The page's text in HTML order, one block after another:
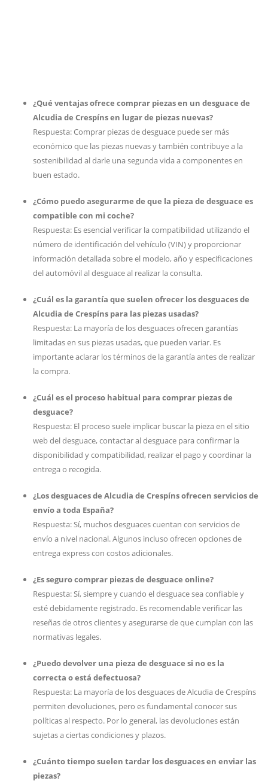
¿Qué ventajas ofrece comprar piezas en un desguace de
Alcudia de Crespíns en lugar de piezas nuevas?
Respuesta: Comprar piezas de desguace puede ser más
económico que las piezas nuevas y también contribuye a la
sostenibilidad al darle una segunda vida a componentes en
buen estado.
¿Cómo puedo asegurarme de que la pieza de desguace es
compatible con mi coche?
Respuesta: Es esencial verificar la compatibilidad utilizando el
número de identificación del vehículo (VIN) y proporcionar
información detallada sobre el modelo, año y especificaciones
del automóvil al desguace al realizar la consulta.
¿Cuál es la garantía que suelen ofrecer los desguaces de
Alcudia de Crespíns para las piezas usadas?
Respuesta: La mayoría de los desguaces ofrecen garantías
limitadas en sus piezas usadas, que pueden variar. Es
importante aclarar los términos de la garantía antes de realizar
la compra.
¿Cuál es el proceso habitual para comprar piezas de
desguace?
Respuesta: El proceso suele implicar buscar la pieza en el sitio
web del desguace, contactar al desguace para confirmar la
disponibilidad y compatibilidad, realizar el pago y coordinar la
entrega o recogida.
¿Los desguaces de Alcudia de Crespíns ofrecen servicios de
envío a toda España?
Respuesta: Sí, muchos desguaces cuentan con servicios de
envío a nivel nacional. Algunos incluso ofrecen opciones de
entrega express con costos adicionales.
¿Es seguro comprar piezas de desguace online?
Respuesta: Sí, siempre y cuando el desguace sea confiable y
esté debidamente registrado. Es recomendable verificar las
reseñas de otros clientes y asegurarse de que cumplan con las
normativas legales.
¿Puedo devolver una pieza de desguace si no es la
correcta o está defectuosa?
Respuesta: La mayoría de los desguaces de Alcudia de Crespíns
permiten devoluciones, pero es fundamental conocer sus
políticas al respecto. Por lo general, las devoluciones están
sujetas a ciertas condiciones y plazos.
¿Cuánto tiempo suelen tardar los desguaces en enviar las
piezas?